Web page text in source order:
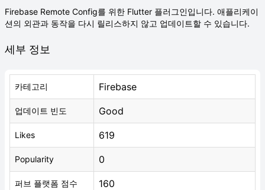
Firebase Remote Config를 위한 Flutter 플러그인입니다. 애플리케이
션의 외관과 동작을 다시 릴리스하지 않고 업데이트할 수 있습니다.
세부 정보
카테고리 Firebase
업데이트 빈도 Good
Likes 619
Popularity 0
퍼브 플랫폼 점수 160